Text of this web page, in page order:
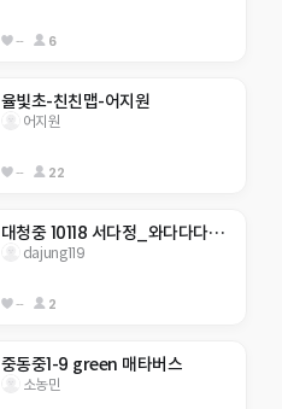
-- 6
율빛초-친친맵-어지원
어지원
-- 22
대청중 10118 서다정_와다다다닥 모험!
dajung119
-- 2
중동중1-9 green 매타버스
소농민